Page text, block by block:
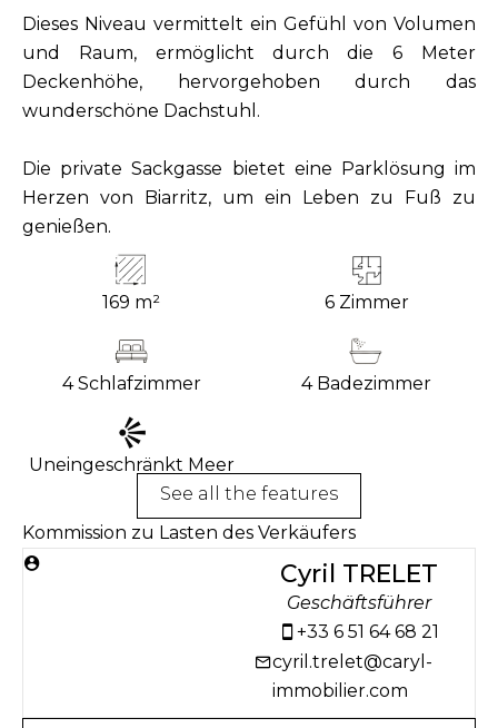
Dieses Niveau vermittelt ein Gefühl von Volumen
und Raum, ermöglicht durch die 6 Meter
Deckenhöhe, hervorgehoben durch das
wunderschöne Dachstuhl.
Die private Sackgasse bietet eine Parklösung im
Herzen von Biarritz, um ein Leben zu Fuß zu
genießen.
169 m² 6 Zimmer
4 Schlafzimmer 4 Badezimmer
Uneingeschränkt Meer
See all the features
Kommission zu Lasten des Verkäufers
Cyril TRELET
Geschäftsführer
+33 6 51 64 68 21
cyril.trelet@caryl-
immobilier.com